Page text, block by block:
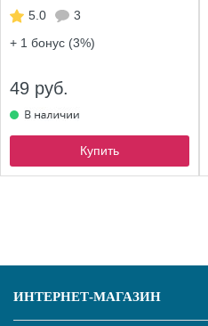
5.0
3
+ 1 бонус (3%)
49 руб.
Купить
ИНТЕРНЕТ-МАГАЗИН